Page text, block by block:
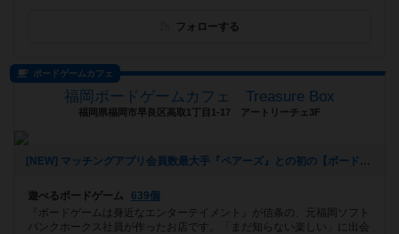
フォローする
ボードゲームカフェ
福岡ボードゲームカフェ Treasure Box
福岡県福岡市早良区高取1丁目1-17 アートリーチェ3F
[NEW] マッチングアプリ会員数最大手『ペアーズ』との初の【ボードゲームマッチングイベント】開催決定‼️（2026年01月06日 16時43分）
遊べるボードゲーム
639個
『ボードゲームは身近なエンターテイメント』が信条の、元福岡ソフト
バンクホークス社員が作ったお店です。「まだ知らない楽しい」に出会